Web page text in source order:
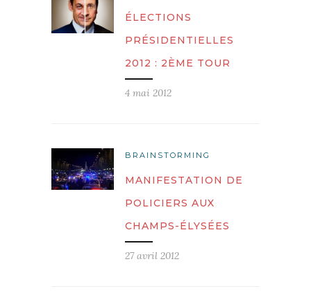
ÉLECTIONS
PRÉSIDENTIELLES
2012 : 2ÈME TOUR
4 mai 2012
BRAINSTORMING
MANIFESTATION DE
POLICIERS AUX
CHAMPS-ÉLYSÉES
27 avril 2012